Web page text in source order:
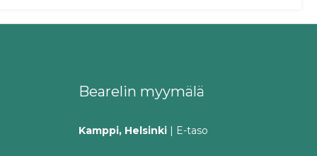
Bearelin myymälä
Kamppi, Helsinki | E-taso